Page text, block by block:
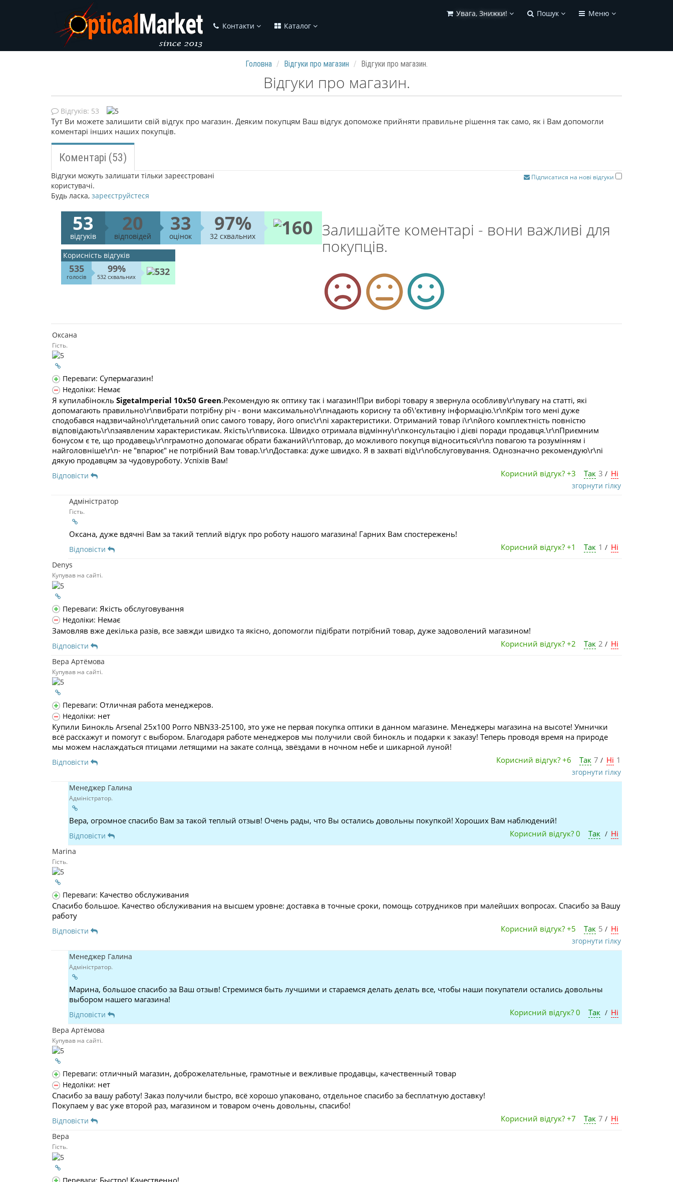
Контакти Каталог
Увага, Знижки! Пошук Меню
Головна Відгуки про магазин Відгуки про магазин.
Відгуки про магазин.
Відгуків: 53
Тут Ви можете залишити свій відгук про магазин. Деяким покупцям Ваш відгук допоможе прийняти правильне рішення так само, як і Вам допомогли
коментарі інших наших покупців.
Коментарі (53)
Підписатися на нові відгуки
Відгуки можуть залишати тільки зареєстровані
користувачі.
Будь ласка, зареєструйстеся
53
відгуків
20
відповідей
33
оцінок
97%
32 схвальних
Корисність відгуків
535
голосів
99%
532 схвальних
Залишайте коментарі - вони важливі для
покупців.
Оксана
Гість.
Переваги: Супермагазин!
Недоліки: Немає
Я купилабінокль SigetaImperial 10x50 Green.Рекомендую як оптику так і магазин!При виборі товару я звернула особливу\r\nувагу на статті, які
допомагають правильно\r\nвибрати потрібну річ - вони максимально\r\nнадають корисну та об\'єктивну інформацію.\r\nКрім того мені дуже
сподобався надзвичайно\r\nдетальний опис самого товару, його опис\r\nі характеристики. Отриманий товар і\r\nйого комплектність повністю
відповідають\r\nзаявленим характеристикам. Якість\r\nвисока. Швидко отримала відмінну\r\nконсультацію і дієві поради продавця.\r\nПриємним
бонусом є те, що продавець\r\nграмотно допомагає обрати бажаний\r\nтовар, до можливого покупця відноситься\r\nз повагою та розумінням і
найголовніше\r\n- не "впарює" не потрібний Вам товар.\r\nДоставка: дуже швидко. Я в захваті від\r\nобслуговування. Однозначно рекомендую\r\nі
дякую продавцям за чудовуроботу. Успіхів Вам!
Так 3 / Ні
Корисний відгук?+3
Відповісти
згорнути гілку
Адміністратор
Гість.
Оксана, дуже вдячні Вам за такий теплий відгук про роботу нашого магазина! Гарних Вам спостережень!
Так 1 / Ні
Корисний відгук?+1
Відповісти
Denys
Купував на сайті.
Переваги: Якість обслуговування
Недоліки: Немає
Замовляв вже декілька разів, все завжди швидко та якісно, допомогли підібрати потрібний товар, дуже задоволений магазином!
Так 2 / Ні
Корисний відгук?+2
Відповісти
Вера Артёмова
Купував на сайті.
Переваги: Отличная работа менеджеров.
Недоліки: нет
Купили Бинокль Arsenal 25x100 Porro NBN33-25100, это уже не первая покупка оптики в данном магазине. Менеджеры магазина на высоте! Умнички
всё расскажут и помогут с выбором. Благодаря работе менеджеров мы получили свой бинокль и подарки к заказу! Теперь проводя время на природе
мы можем наслаждаться птицами летящими на закате солнца, звёздами в ночном небе и шикарной луной!
Так 7 / Ні 1
Корисний відгук?+6
Відповісти
згорнути гілку
Менеджер Галина
Адміністратор.
Вера, огромное спасибо Вам за такой теплый отзыв! Очень рады, что Вы остались довольны покупкой! Хороших Вам наблюдений!
Так / Ні
Корисний відгук?0
Відповісти
Marina
Гість.
Переваги: Качество обслуживания
Спасибо большое. Качество обслуживания на высшем уровне: доставка в точные сроки, помощь сотрудников при малейших вопросах. Спасибо за Вашу
работу
Так 5 / Ні
Корисний відгук?+5
Відповісти
згорнути гілку
Менеджер Галина
Адміністратор.
Марина, большое спасибо за Ваш отзыв! Стремимся быть лучшими и стараемся делать делать все, чтобы наши покупатели остались довольны
выбором нашего магазина!
Так / Ні
Корисний відгук?0
Відповісти
Вера Артёмова
Купував на сайті.
Переваги: отличный магазин, доброжелательные, грамотные и вежливые продавцы, качественный товар
Недоліки: нет
Спасибо за вашу работу! Заказ получили быстро, всё хорошо упаковано, отдельное спасибо за бесплатную доставку!
Покупаем у вас уже второй раз, магазином и товаром очень довольны, спасибо!
Так 7 / Ні
Корисний відгук?+7
Відповісти
Вера
Гість.
Переваги: